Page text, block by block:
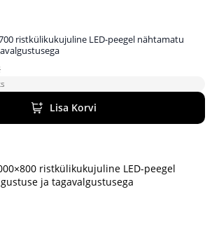
ristkülikukujuline LED-peegel nähtamatu
Lisa Korvi